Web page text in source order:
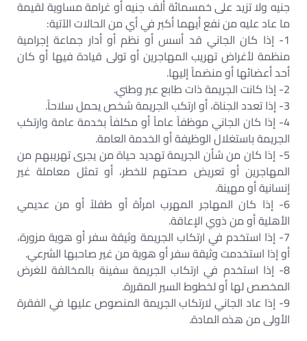
جنيه ولا تزيد على خمسمائة ألف جنيه أو غرامة مساوية لقيمة
ما عاد عليه من نفع أيهما أكبر في أي من الحالات الآتية:
1- إذا كان الجاني قد أسس أو نظم أو أدار جماعة إجرامية
منظمة لأغراض تهريب المهاجرين أو تولى قيادة فيها أو كان
أحد أعضائها أو منضماً إليها.
2- إذا كانت الجريمة ذات طابع عبر وطني.
3- إذا تعدد الجناة، أو ارتكب الجريمة شخص يحمل سلاحاً.
4- إذا كان الجاني موظفاً عاماً أو مكلفاً بخدمة عامة وارتكب
الجريمة باستغلال الوظيفة أو الخدمة العامة.
5- إذا كان من شأن الجريمة تهديد حياة من يجرى تهريبهم من
المهاجرين أو تعريض صحتهم للخطر، أو تمثل معاملة غير
إنسانية أو مهينة.
6- إذا كان المهاجر المهرب امرأة أو طفلاً أو من عديمي
الأهلية أو من ذوي الإعاقة.
7- إذا استخدم في ارتكاب الجريمة وثيقة سفر أو هوية مزورة،
أو إذا استخدمت وثيقة سفر أو هوية من غير صاحبها الشرعي.
8- إذا استخدم في ارتكاب الجريمة سفينة بالمخالفة للغرض
المخصص لها أو لخطوط السير المقررة.
9- إذا عاد الجاني لارتكاب الجريمة المنصوص عليها في الفقرة
الأولى من هذه المادة.